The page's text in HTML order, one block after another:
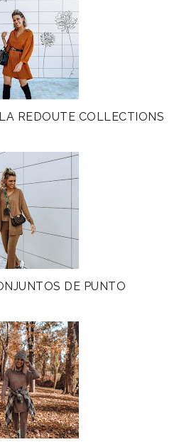
REDOUTE COLLECTIONS
DE PUNTO